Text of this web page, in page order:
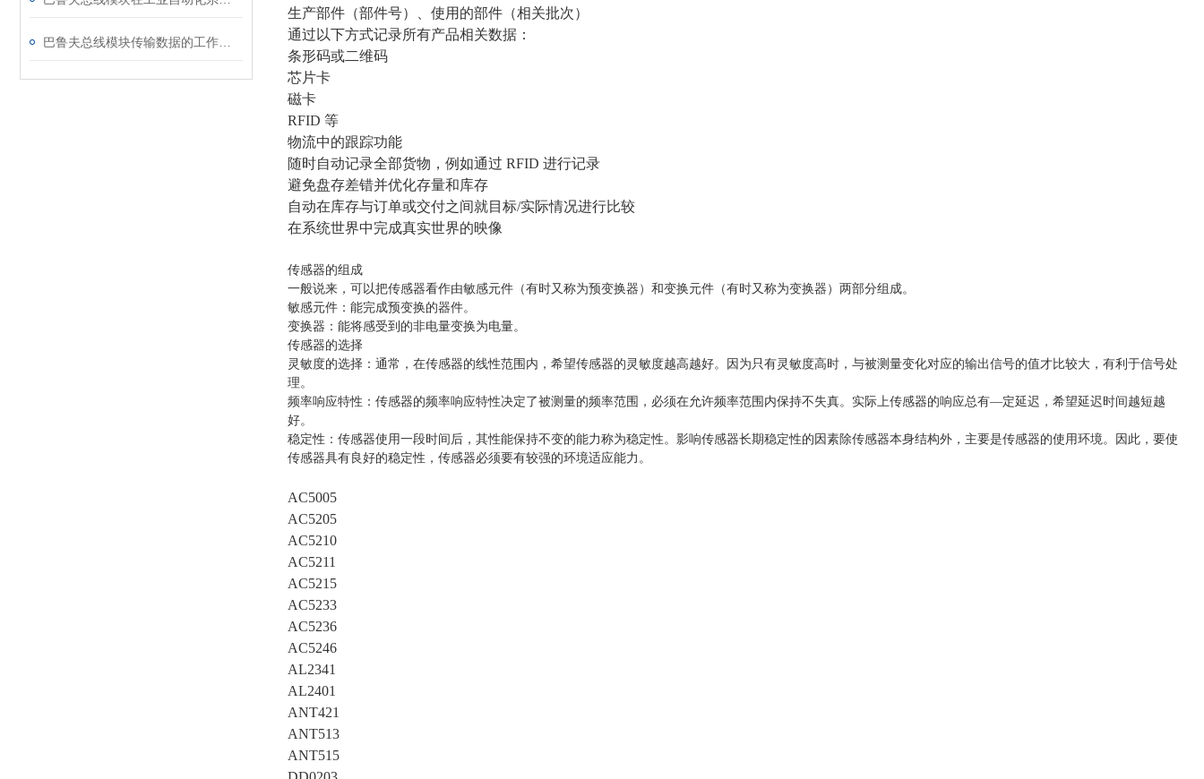
生产部件（部件号）、使用的部件（相关批次）
通过以下方式记录所有产品相关数据：
条形码或二维码
芯片卡
磁卡
RFID 等
物流中的跟踪功能
随时自动记录全部货物，例如通过 RFID 进行记录
避免盘存差错并优化存量和库存
自动在库存与订单或交付之间就目标/实际情况进行比较
在系统世界中完成真实世界的映像
传感器的组成
一般说来，可以把传感器看作由敏感元件（有时又称为预变换器）和变换元件（有时又称为变换器）两部分组成。
敏感元件：能完成预变换的器件。
变换器：能将感受到的非电量变换为电量。
传感器的选择
灵敏度的选择：通常，在传感器的线性范围内，希望传感器的灵敏度越高越好。因为只有灵敏度高时，与被测量变化对应的输出信号的值才比较大，有利于信号处
理。
频率响应特性：传感器的频率响应特性决定了被测量的频率范围，必须在允许频率范围内保持不失真。实际上传感器的响应总有—定延迟，希望延迟时间越短越
好。
稳定性：传感器使用一段时间后，其性能保持不变的能力称为稳定性。影响传感器长期稳定性的因素除传感器本身结构外，主要是传感器的使用环境。因此，要使
传感器具有良好的稳定性，传感器必须要有较强的环境适应能力。
AC5005
AC5205
AC5210
AC5211
AC5215
AC5233
AC5236
AC5246
AL2341
AL2401
ANT421
ANT513
ANT515